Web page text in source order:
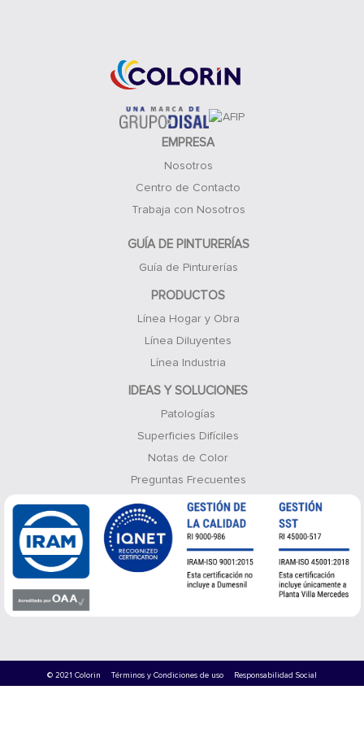
EMPRESA
Nosotros
Centro de Contacto
Trabaja con Nosotros
GUÍA DE PINTURERÍAS
Guía de Pinturerías
PRODUCTOS
Línea Hogar y Obra
Línea Diluyentes
Línea Industria
IDEAS Y SOLUCIONES
Patologías
Superficies Difíciles
Notas de Color
Preguntas Frecuentes
© 2021 Colorin Términos y Condiciones de uso Responsabilidad Social